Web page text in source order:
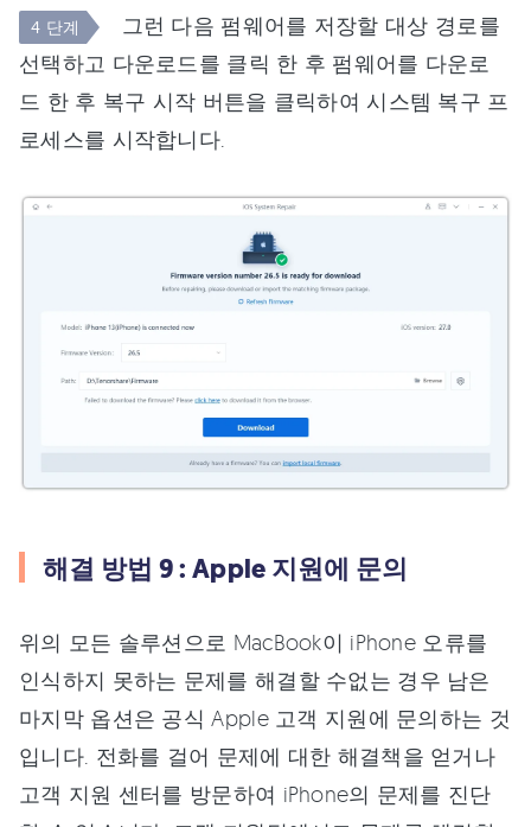
4 단계
그런 다음 펌웨어를 저장할 대상 경로를
선택하고 다운로드를 클릭 한 후 펌웨어를 다운로
드 한 후 복구 시작 버튼을 클릭하여 시스템 복구 프
로세스를 시작합니다.
해결 방법 9 : Apple 지원에 문의
위의 모든 솔루션으로 MacBook이 iPhone 오류를
인식하지 못하는 문제를 해결할 수없는 경우 남은
마지막 옵션은 공식 Apple 고객 지원에 문의하는 것
입니다. 전화를 걸어 문제에 대한 해결책을 얻거나
고객 지원 센터를 방문하여 iPhone의 문제를 진단